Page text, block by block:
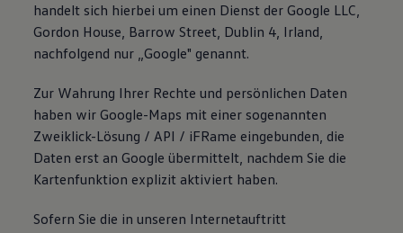
handelt sich hierbei um einen Dienst der Google LLC,
Gordon House, Barrow Street, Dublin 4, Irland,
nachfolgend nur „Google" genannt.
Zur Wahrung Ihrer Rechte und persönlichen Daten
haben wir Google-Maps mit einer sogenannten
Zweiklick-Lösung / API / iFRame eingebunden, die
Daten erst an Google übermittelt, nachdem Sie die
Kartenfunktion explizit aktiviert haben.
Sofern Sie die in unseren Internetauftritt